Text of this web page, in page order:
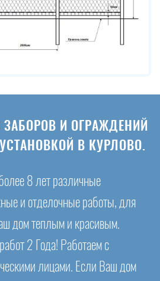
ЗАБОРОВ И ОГРАЖДЕНИЙ
В КУРЛОВО.
8 лет различные
и отделочные работы, для
дом теплым и красивым.
2 Года! Работаем с
лицами. Если Ваш дом